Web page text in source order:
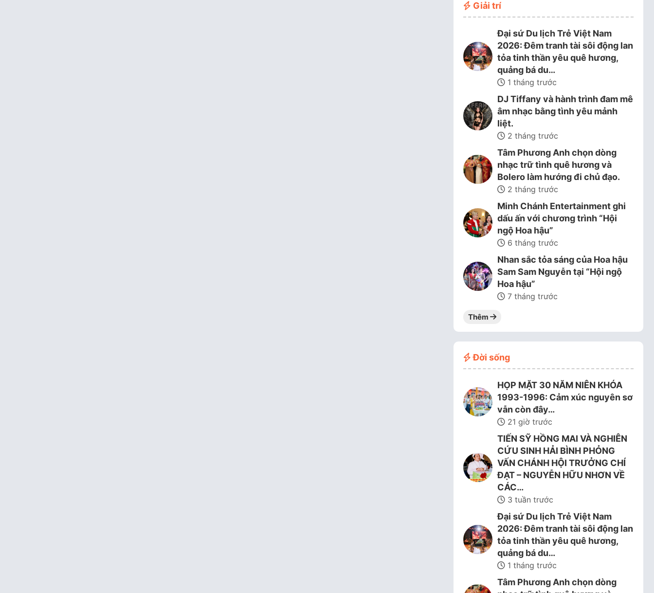
Giải trí
Đại sứ Du lịch Trẻ Việt Nam
2026: Đêm tranh tài sôi động lan
tỏa tinh thần yêu quê hương,
quảng bá du…
1 tháng trước
DJ Tiffany và hành trình đam mê
âm nhạc bằng tình yêu mảnh
liệt.
2 tháng trước
Tâm Phương Anh chọn dòng
nhạc trữ tình quê hương và
Bolero làm hướng đi chủ đạo.
2 tháng trước
Minh Chánh Entertainment ghi
dấu ấn với chương trình “Hội
ngộ Hoa hậu”
6 tháng trước
Nhan sắc tỏa sáng của Hoa hậu
Sam Sam Nguyễn tại “Hội ngộ
Hoa hậu”
7 tháng trước
Thêm
Đời sống
HỌP MẶT 30 NĂM NIÊN KHÓA
1993-1996: Cảm xúc nguyên sơ
vẫn còn đây…
21 giờ trước
TIẾN SỸ HỒNG MAI VÀ NGHIÊN
CỨU SINH HẢI BÌNH PHỎNG
VẤN CHÁNH HỘI TRƯỞNG CHÍ
ĐẠT – NGUYỄN HỮU NHƠN VỀ
CÁC…
3 tuần trước
Đại sứ Du lịch Trẻ Việt Nam
2026: Đêm tranh tài sôi động lan
tỏa tinh thần yêu quê hương,
quảng bá du…
1 tháng trước
Tâm Phương Anh chọn dòng